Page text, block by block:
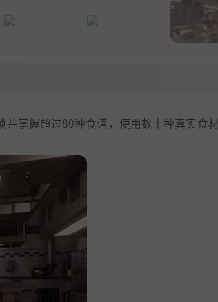
掌握超过80种食谱，使用数十种真实食